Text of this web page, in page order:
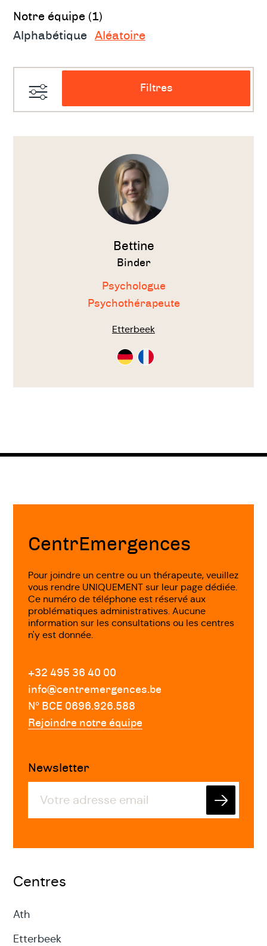
Notre équipe
Notre équipe (1)
Alphabétique
Aléatoire
Filtres
Voir
Bettine
Binder
Psychologue
Psychothérapeute
Etterbeek
Consultation
en
Consultation
en
Fin
CentrEmergences
Pour joindre un centre ou un thérapeute, veuillez
vous rendre UNIQUEMENT sur leur page dédiée.
Ce numéro de téléphone est réservé aux
problématiques administratives. Aucune
information sur les consultations ou les centres
n'y est donnée.
+32 495 36 40 00
info@centremergences.be
Nº BCE 0696.926.588
Rejoindre notre équipe
Newsletter
Centres
Ath
Etterbeek